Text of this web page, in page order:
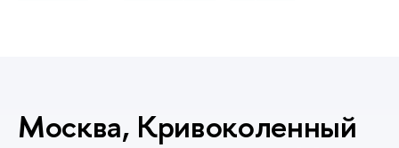
Москва, Кривоколенный